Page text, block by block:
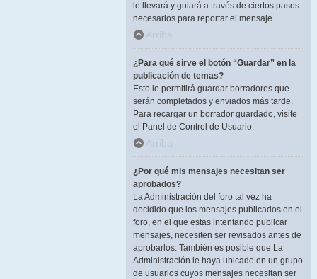
le llevará y guiará a través de ciertos pasos
necesarios para reportar el mensaje.
Arriba
¿Para qué sirve el botón “Guardar” en la
publicación de temas?
Esto le permitirá guardar borradores que
serán completados y enviados más tarde.
Para recargar un borrador guardado, visite
el Panel de Control de Usuario.
Arriba
¿Por qué mis mensajes necesitan ser
aprobados?
La Administración del foro tal vez ha
decidido que los mensajes publicados en el
foro, en el que estas intentando publicar
mensajes, necesiten ser revisados antes de
aprobarlos. También es posible que La
Administración le haya ubicado en un grupo
de usuarios cuyos mensajes necesitan ser